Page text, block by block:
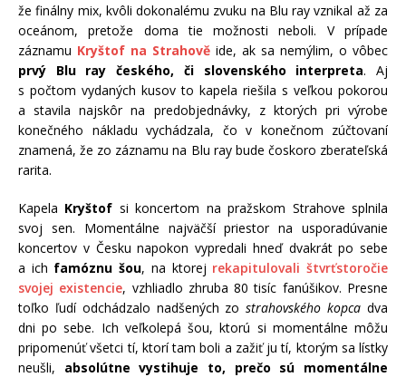
že finálny mix, kvôli dokonalému zvuku na Blu ray vznikal až za
oceánom, pretože doma tie možnosti neboli. V prípade
záznamu Kryštof na Strahově ide, ak sa nemýlim, o vôbec
prvý Blu ray českého, či slovenského interpreta. Aj
s počtom vydaných kusov to kapela riešila s veľkou pokorou
a stavila najskôr na predobjednávky, z ktorých pri výrobe
konečného nákladu vychádzala, čo v konečnom zúčtovaní
znamená, že zo záznamu na Blu ray bude čoskoro zberateľská
rarita.
Kapela Kryštof si koncertom na pražskom Strahove splnila
svoj sen. Momentálne najväčší priestor na usporadúvanie
koncertov v Česku napokon vypredali hneď dvakrát po sebe
a ich famóznu šou, na ktorej rekapitulovali štvrťstoročie
svojej existencie, vzhliadlo zhruba 80 tisíc fanúšikov. Presne
toľko ľudí odchádzalo nadšených zostrahovského kopca dva
dni po sebe. Ich veľkolepá šou, ktorú si momentálne môžu
pripomenúť všetci tí, ktorí tam boli a zažiť ju tí, ktorým sa lístky
neušli, absolútne vystihuje to, prečo sú momentálne